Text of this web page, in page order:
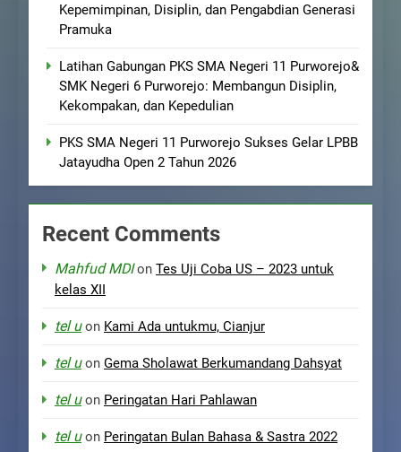
Kepemimpinan, Disiplin, dan Pengabdian Generasi
Pramuka
Latihan Gabungan PKS SMA Negeri 11 Purworejo&
SMK Negeri 6 Purworejo: Membangun Disiplin,
Kekompakan, dan Kepedulian
PKS SMA Negeri 11 Purworejo Sukses Gelar LPBB
Jatayudha Open 2 Tahun 2026
Recent Comments
Mahfud MDIon Tes Uji Coba US – 2023 untuk
kelas XII
tel uon Kami Ada untukmu, Cianjur
tel uon Gema Sholawat Berkumandang Dahsyat
tel uon Peringatan Hari Pahlawan
tel uon Peringatan Bulan Bahasa & Sastra 2022